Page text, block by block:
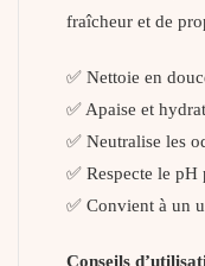
fraîcheur et de
✅ Nettoie en
✅ Apaise et
✅ Neutralise les
✅ Respecte le
✅ Convient à un
Conseils